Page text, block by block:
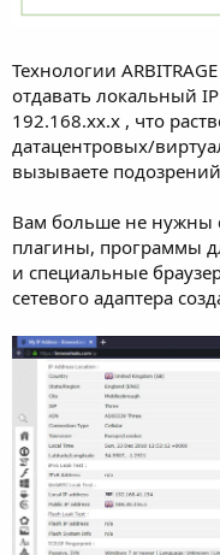
Технологии
отдавать локальный
192.168.xx.x , что
датацентровых/
вызываете
Вам больше не нужны
плагины, программы
и специальные
сетевого адаптера